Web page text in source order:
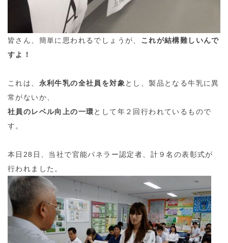
皆さん、簡単に思われるでしょうが、 これが結構難しいんで
すよ！
これは、 永利牛乳の全社員を対象 とし、製品となる牛乳に異
常がないか、
社員のレベル向上の一環として年２回行われているもので
す。
本日28日、当社で官能パネラー認定者、計９名の表彰式が
行われました。